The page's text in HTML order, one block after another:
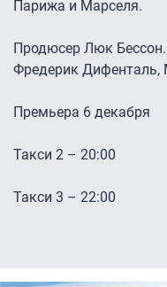
Парижа и Марселя.
Продюсер Люк
Фредерик Дифенталь,
Премьера 6 декабря
Такси 2 – 20:00
Такси 3 – 22:00